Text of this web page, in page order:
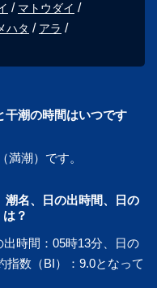
マトウダイ
ハタ
アラ
干潮の時間はいつです
満潮）です。
潮名、日の出時間、日の
？
時間：05時13分、日の
指数（BI）：9.0となって